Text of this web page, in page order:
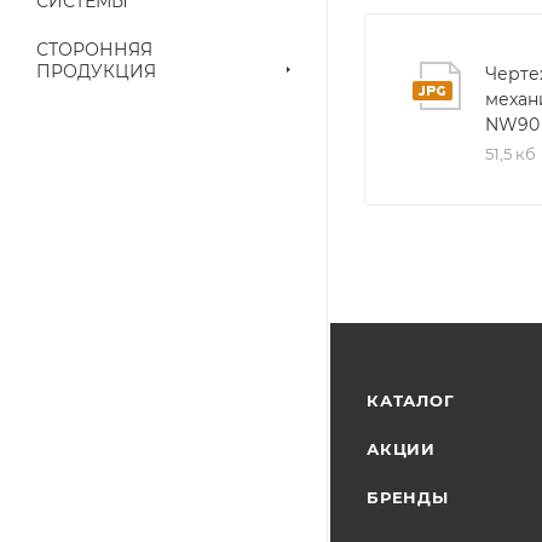
СТОРОННЯЯ
ПРОДУКЦИЯ
наличие на
выставленного
NW90
51,5 кб
КАТАЛОГ
АКЦИИ
БРЕНДЫ